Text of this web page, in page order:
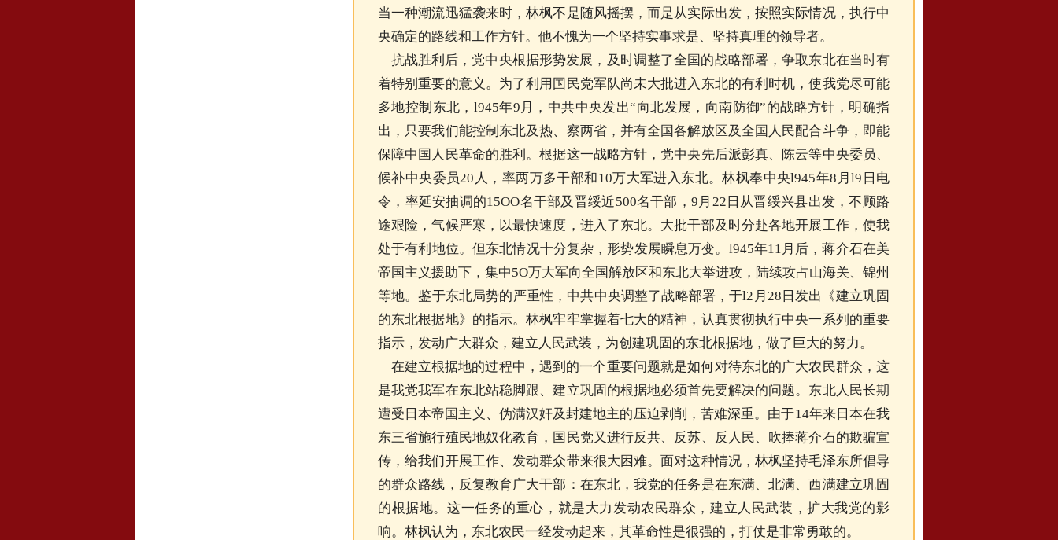
当一种潮流迅猛袭来时，林枫不是随风摇摆，而是从实际出发，按照实际情况，执行中
央确定的路线和工作方针。他不愧为一个坚持实事求是、坚持真理的领导者。
抗战胜利后，党中央根据形势发展，及时调整了全国的战略部署，争取东北在当时有
着特别重要的意义。为了利用国民党军队尚未大批进入东北的有利时机，使我党尽可能
多地控制东北，l945年9月，中共中央发出“向北发展，向南防御”的战略方针，明确指
出，只要我们能控制东北及热、察两省，并有全国各解放区及全国人民配合斗争，即能
保障中国人民革命的胜利。根据这一战略方针，党中央先后派彭真、陈云等中央委员、
候补中央委员20人，率两万多干部和10万大军进入东北。林枫奉中央l945年8月l9日电
令，率延安抽调的15OO名干部及晋绥近500名干部， 9月22日 从晋绥兴县出发，不顾路
途艰险，气候严寒，以最快速度，进入了东北。大批干部及时分赴各地开展工作，使我
处于有利地位。但东北情况十分复杂，形势发展瞬息万变。l945年11月后，蒋介石在美
帝国主义援助下，集中5O万大军向全国解放区和东北大举进攻，陆续攻占山海关、锦州
等地。鉴于东北局势的严重性，中共中央调整了战略部署，于l2月28日发出《建立巩固
的东北根据地》的指示。林枫牢牢掌握着七大的精神，认真贯彻执行中央一系列的重要
指示，发动广大群众，建立人民武装，为创建巩固的东北根据地，做了巨大的努力。
在建立根据地的过程中，遇到的一个重要问题就是如何对待东北的广大农民群众，这
是我党我军在东北站稳脚跟、建立巩固的根据地必须首先要解决的问题。东北人民长期
遭受日本帝国主义、伪满汉奸及封建地主的压迫剥削，苦难深重。由于14年来日本在我
东三省施行殖民地奴化教育，国民党又进行反共、反苏、反人民、吹捧蒋介石的欺骗宣
传，给我们开展工作、发动群众带来很大困难。面对这种情况，林枫坚持毛泽东所倡导
的群众路线，反复教育广大干部：在东北，我党的任务是在东满、北满、西满建立巩固
的根据地。这一任务的重心，就是大力发动农民群众，建立人民武装，扩大我党的影
响。林枫认为，东北农民一经发动起来，其革命性是很强的，打仗是非常勇敢的。